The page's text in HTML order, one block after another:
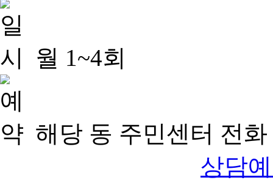
월 1~4회
해당 동 주민센터 전
상담